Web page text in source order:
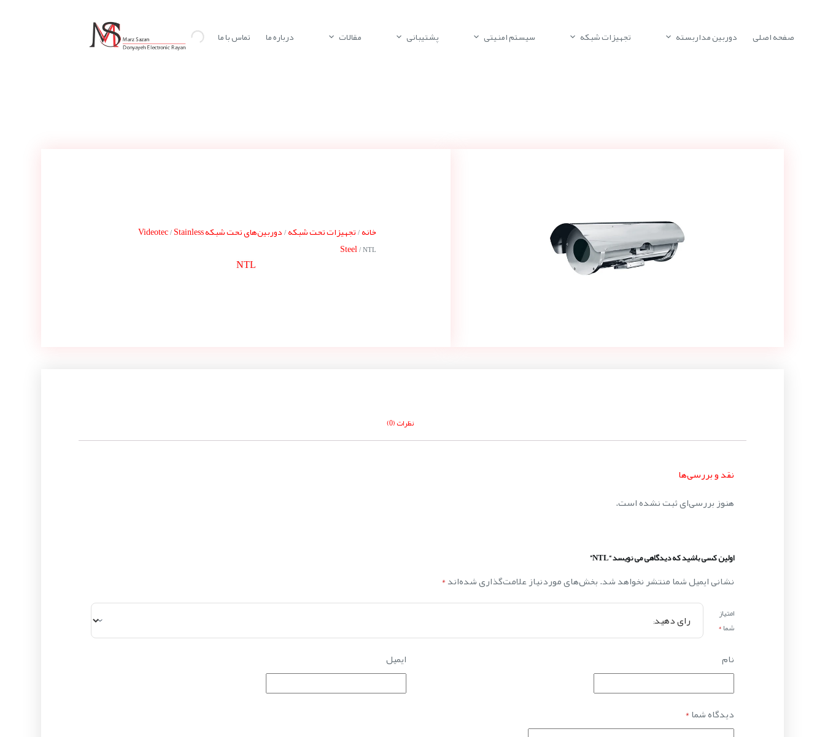
صفحه اصلی دوربین مداربسته تجهیزات شبکه سیستم امنیتی پشتیبانی مقالات درباره ما تماس با ما
خانه/ تجهیزات تحت شبکه/ دوربین‌های تحت شبکه Videotec / Stainless
Steel / NTL
NTL
نظرات (0)
نقد و بررسی‌ها
هنوز بررسی‌ای ثبت نشده است.
اولین کسی باشید که دیدگاهی می نویسد “NTL”
نشانی ایمیل شما منتشر نخواهد شد.بخش‌های موردنیاز علامت‌گذاری شده‌اند*
امتیاز
شما*
نام ایمیل
دیدگاه شما*